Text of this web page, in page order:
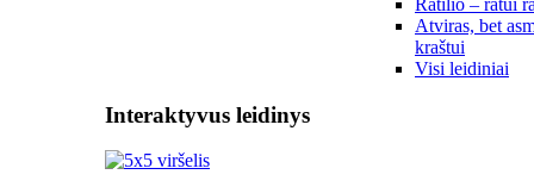
Ratilio – ratui
Atviras, bet
kraštui
Visi leidiniai
Interaktyvus leidinys